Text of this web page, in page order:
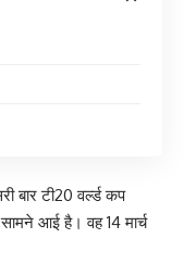
बार टी20 वर्ल्ड कप
आई है। वह 14 मार्च